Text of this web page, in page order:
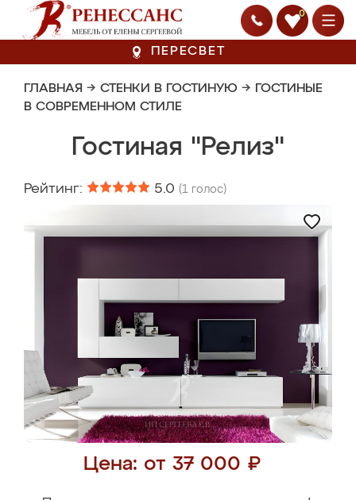
0
ПЕРЕСВЕТ
ГЛАВНАЯ → СТЕНКИ В ГОСТИНУЮ → ГОСТИНЫЕ
В СОВРЕМЕННОМ СТИЛЕ
Гостиная "Релиз"
Рейтинг: 5.0 (1 голос)
Цена: от 37 000 ₽